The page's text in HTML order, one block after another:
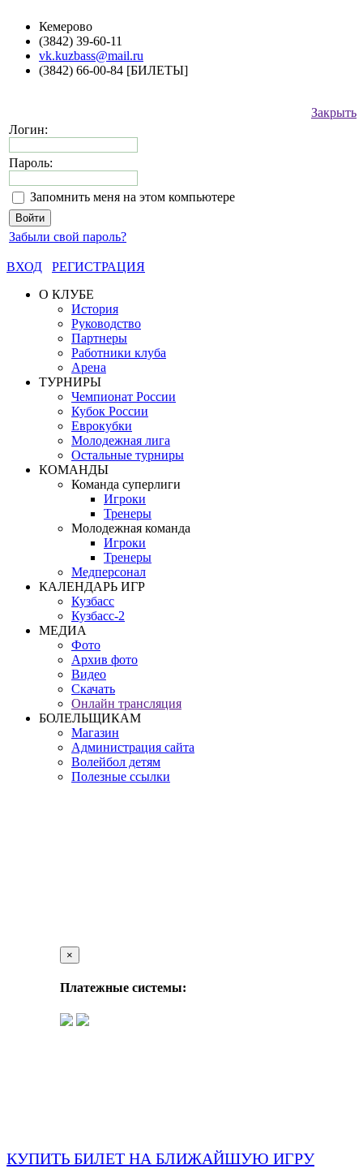
Кемерово
(3842) 39-60-11
vk.kuzbass@mail.ru
(3842) 66-00-84 [БИЛЕТЫ]
Закрыть
Логин:
Пароль:
Запомнить меня на этом компьютере
Забыли свой пароль?
ВХОД
РЕГИСТРАЦИЯ
О КЛУБЕ
История
Руководство
Партнеры
Работники клуба
Арена
ТУРНИРЫ
Чемпионат России
Кубок России
Еврокубки
Молодежная лига
Остальные турниры
КОМАНДЫ
Команда суперлиги
Игроки
Тренеры
Молодежная команда
Игроки
Тренеры
Медперсонал
КАЛЕНДАРЬ ИГР
Кузбасс
Кузбасс-2
МЕДИА
Фото
Архив фото
Видео
Скачать
Онлайн трансляция
БОЛЕЛЬЩИКАМ
Магазин
Администрация сайта
Волейбол детям
Полезные ссылки
×
Платежные системы:
КУПИТЬ БИЛЕТ НА БЛИЖАЙШУЮ ИГРУ